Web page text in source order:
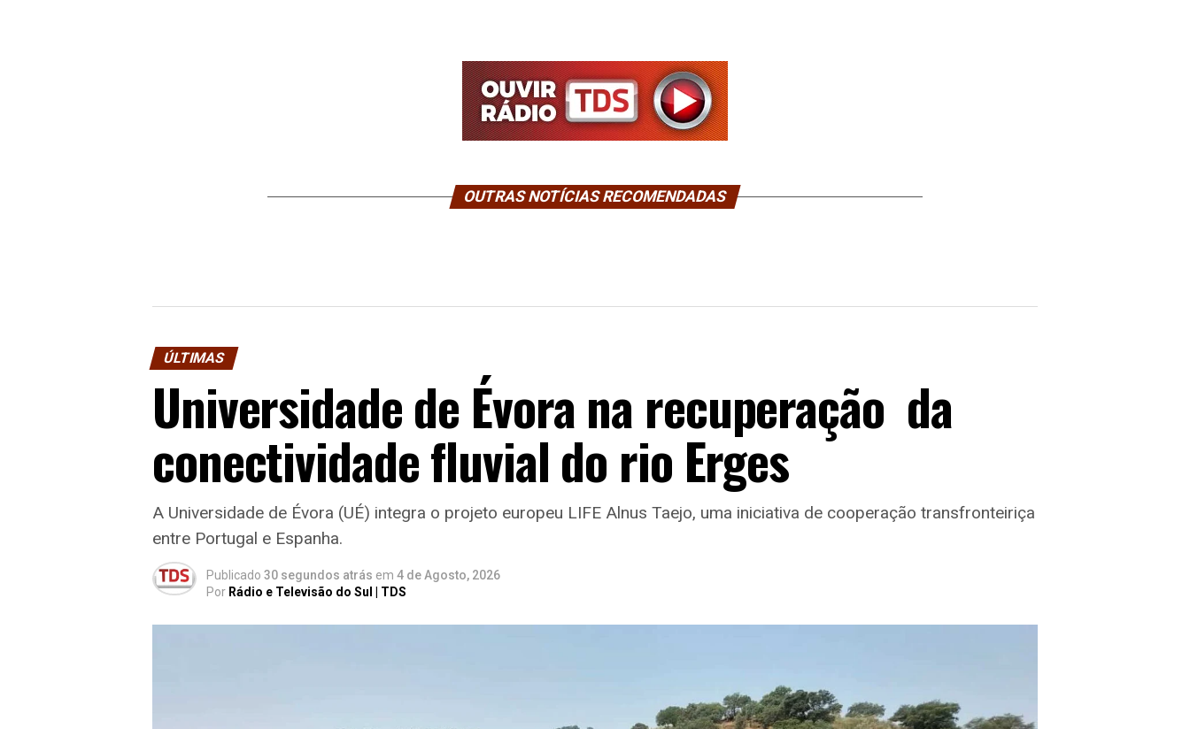
OUTRAS NOTÍCIAS RECOMENDADAS
ÚLTIMAS
Universidade de Évora na recuperação da
conectividade fluvial do rio Erges
A Universidade de Évora (UÉ) integra o projeto europeu LIFE Alnus Taejo, uma iniciativa de cooperação transfronteiriça
entre Portugal e Espanha.
Publicado 30 segundos atrás em 4 de Agosto, 2026
Por Rádio e Televisão do Sul | TDS